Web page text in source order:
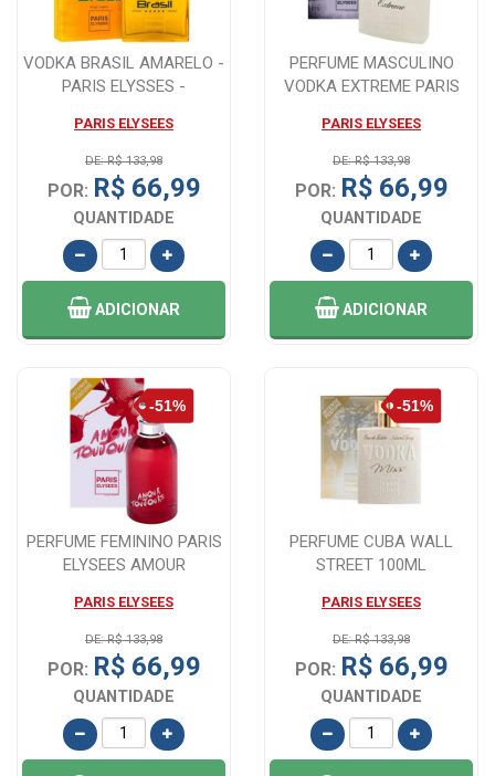
VODKA BRASIL AMARELO -
PARIS ELYSSES -
PARIS ELYSEES
DE: R$ 133,98
POR: R$ 66,99
QUANTIDADE
ADICIONAR
PERFUME MASCULINO
VODKA EXTREME PARIS
PARIS ELYSEES
DE: R$ 133,98
POR: R$ 66,99
QUANTIDADE
ADICIONAR
PERFUME FEMININO PARIS
ELYSEES AMOUR
PARIS ELYSEES
DE: R$ 133,98
POR: R$ 66,99
QUANTIDADE
PERFUME CUBA WALL
STREET 100ML
PARIS ELYSEES
DE: R$ 133,98
POR: R$ 66,99
QUANTIDADE